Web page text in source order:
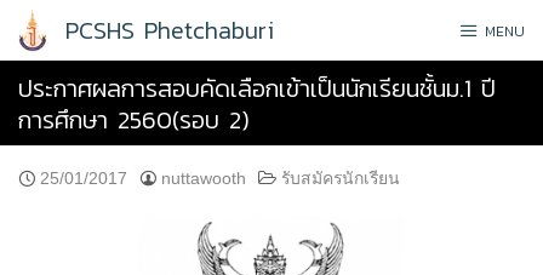
Skip
PCSHS Phetchaburi MENU
ประกาศผลการสอบคัดเลือกเข้าเป็นนักเรียนชั้นม.1 ปี
การศึกษา 2560(รอบ 2)
25/01/2017 nuttawooth รับสมัครนักเรียน